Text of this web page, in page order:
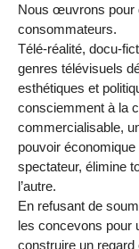
Nous œuvrons pour
consommateurs.
Télé-réalité, docu-
genres télévisuels
esthétiques et
consciemment à la
commercialisable,
pouvoir
spectateur, élimine
l’autre.
En refusant de
les concevons pour
construire un regard